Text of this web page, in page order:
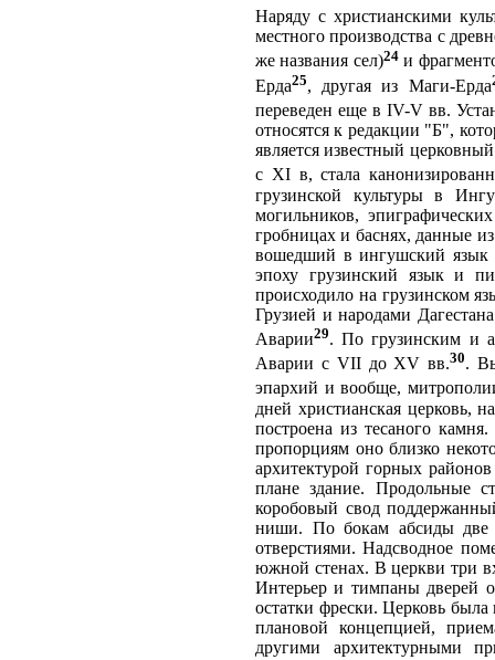
Наряду с христианскими
местного производства с
же названия сел)24и
Ерда25, другая из Маги-Ерда
переведен еще в IV-V вв.
относятся к редакции "Б",
является известный
с XI в, стала
грузинской культуры в
могильников,
гробницах и баснях, данные
вошедший в ингушский язык
эпоху грузинский язык и
происходило на грузинском
Грузией и народами
Аварии29. По грузинским и
Аварии с VII до XV вв.30.
эпархий и вообще,
дней христианская церковь,
построена из тесаного
пропорциям оно близко
архитектурой горных
плане здание. Продольные
коробовый свод
ниши. По бокам абсиды две
отверстиями. Надсводное
южной стенах. В церкви три
Интерьер и тимпаны дверей
остатки фрески. Церковь
плановой концепцией,
другими архитектурными